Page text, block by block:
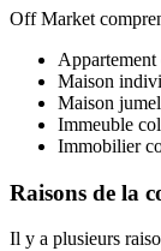
Off Market
Maison
Maison
Immeuble
Immobilier
Raisons de la
Il y a plusieurs